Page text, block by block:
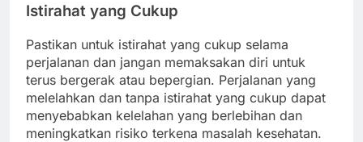
Istirahat yang Cukup
Pastikan untuk istirahat yang cukup selama
perjalanan dan jangan memaksakan diri untuk
terus bergerak atau bepergian. Perjalanan yang
melelahkan dan tanpa istirahat yang cukup dapat
menyebabkan kelelahan yang berlebihan dan
meningkatkan risiko terkena masalah kesehatan.